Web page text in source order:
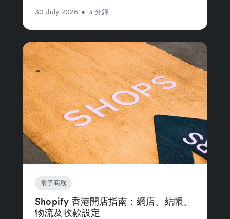
30 July 2026 • 3 分鐘
電子商務
Shopify 香港開店指南：網店、結帳、
物流及收款設定